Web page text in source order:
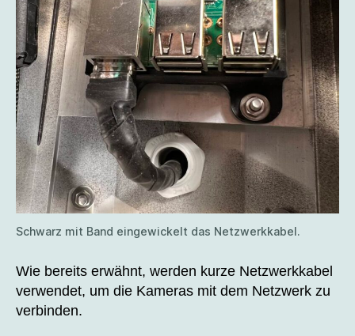
Schwarz mit Band eingewickelt das Netzwerkkabel.
Wie bereits erwähnt, werden kurze Netzwerkkabel
verwendet, um die Kameras mit dem Netzwerk zu
verbinden.